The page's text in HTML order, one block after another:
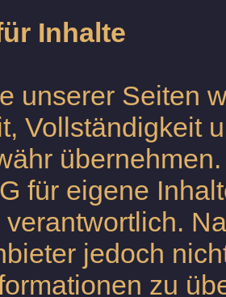
Inhalte
unserer Seiten
Vollständigkeit
für eigene
jedoch
zu